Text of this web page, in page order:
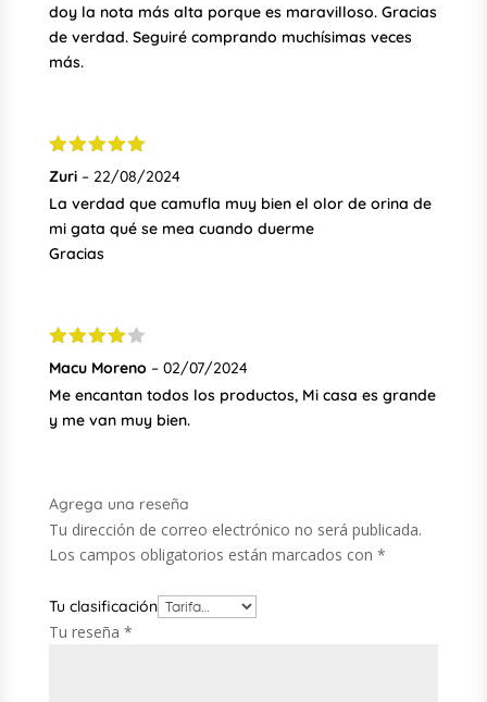
doy la nota más alta porque es maravilloso. Gracias
de verdad. Seguiré comprando muchísimas veces
más.
Valorado
con
5de 5
Zuri – 22/08/2024
La verdad que camufla muy bien el olor de orina de
mi gata qué se mea cuando duerme
Gracias
Valorado
con 4 de
5
Macu Moreno – 02/07/2024
Me encantan todos los productos, Mi casa es grande
y me van muy bien.
Agrega una reseña
Tu dirección de correo electrónico no será publicada.
Los campos obligatorios están marcados con *
Tu clasificación
Tu reseña *